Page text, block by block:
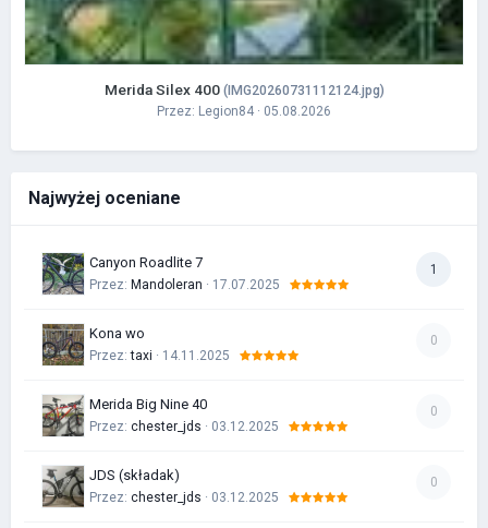
Merida Silex 400 (IMG20260731112124.jpg)
Przez: Legion84 · 05.08.2026
Najwyżej oceniane
1
Canyon Roadlite 7
Przez: Mandoleran · 17.07.2025
0
Kona wo
Przez:taxi · 14.11.2025
0
Merida Big Nine 40
Przez: chester_jds · 03.12.2025
0
JDS (składak)
Przez: chester_jds · 03.12.2025